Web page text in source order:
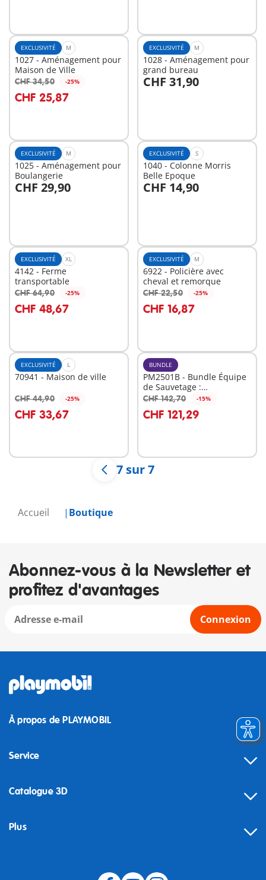
Accueil Boutique
EXCLUSIVITÉ M
1027 - Aménagement pour
Maison de Ville
CHF 34,50 -25%
CHF 25,87
Au panier
EXCLUSIVITÉ M
1028 - Aménagement pour
grand bureau
CHF 31,90
Au panier
EXCLUSIVITÉ M
1025 - Aménagement pour
Boulangerie
CHF 29,90
Au panier
EXCLUSIVITÉ S
1040 - Colonne Morris
Belle Epoque
CHF 14,90
Au panier
EXCLUSIVITÉ XL
4142 - Ferme
transportable
CHF 64,90 -25%
CHF 48,67
Au panier
EXCLUSIVITÉ M
6922 - Policière avec
cheval et remorque
CHF 22,50 -25%
CHF 16,87
Au panier
EXCLUSIVITÉ L
70941 - Maison de ville
CHF 44,90 -25%
CHF 33,67
Au panier
BUNDLE
PM2501B - Bundle Équipe
de Sauvetage :
Interventions Express
CHF 142,70 -15%
CHF 121,29
Au panier
7 sur 7
Abonnez-vous à la Newsletter et
profitez d'avantages
Connexion
À propos de PLAYMOBIL
Service
Catalogue 3D
Plus